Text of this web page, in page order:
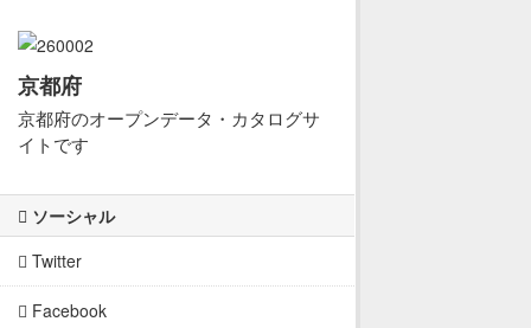
京都府
京都府のオープンデータ・カタログサ
イトです
ソーシャル
Twitter
Facebook